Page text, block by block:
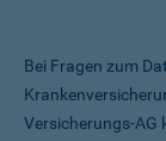
Bei Fragen zum
Versicherungs-AG